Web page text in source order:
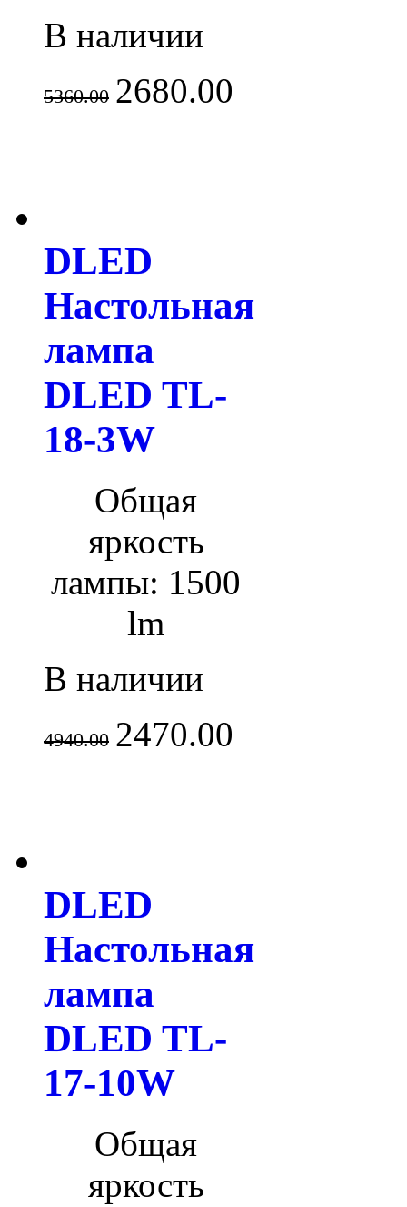
В наличии
5360.00 2680.00
DLED
Настольная
лампа
DLED TL-
18-3W
Общая
яркость
лампы: 1500
lm
В наличии
4940.00 2470.00
DLED
Настольная
лампа
DLED TL-
17-10W
Общая
яркость